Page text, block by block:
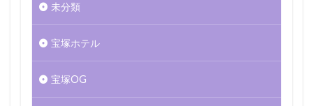
未分類
宝塚ホテル
宝塚OG